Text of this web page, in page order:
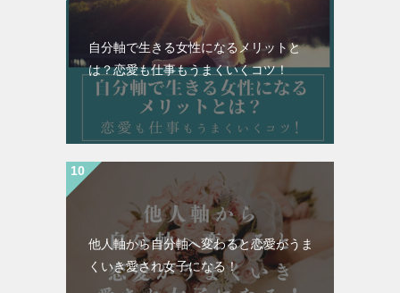
自分軸で生きる女性になるメリットと
は？恋愛も仕事もうまくいくコツ！
他人軸から自分軸へ変わると恋愛がうま
くいき愛され女子になる！